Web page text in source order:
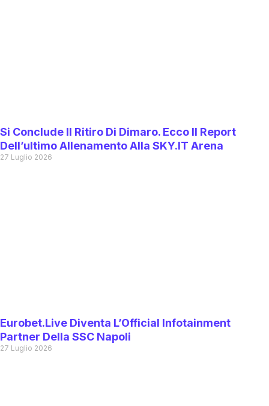
Si Conclude Il Ritiro Di Dimaro. Ecco Il Report
Dell’ultimo Allenamento Alla SKY.IT Arena
27 Luglio 2026
Eurobet.live Diventa L’Official Infotainment
Partner Della SSC Napoli
27 Luglio 2026